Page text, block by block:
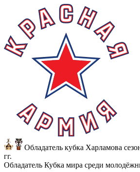
Обладатель кубка Харламова
гг.
Обладатель Кубка мира среди